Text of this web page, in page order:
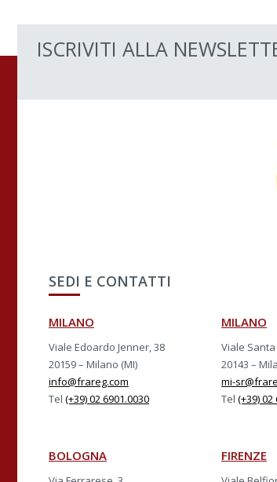
ISCRIVITI ALLA
SEDI E CONTATTI
MILANO
Viale Edoardo Jenner, 38
20159 – Milano (MI)
info@frareg.com
Tel (+39) 02 6901.0030
MILANO
Viale Santa
20143 –
mi-
Tel (+39) 02
BOLOGNA FIRENZE